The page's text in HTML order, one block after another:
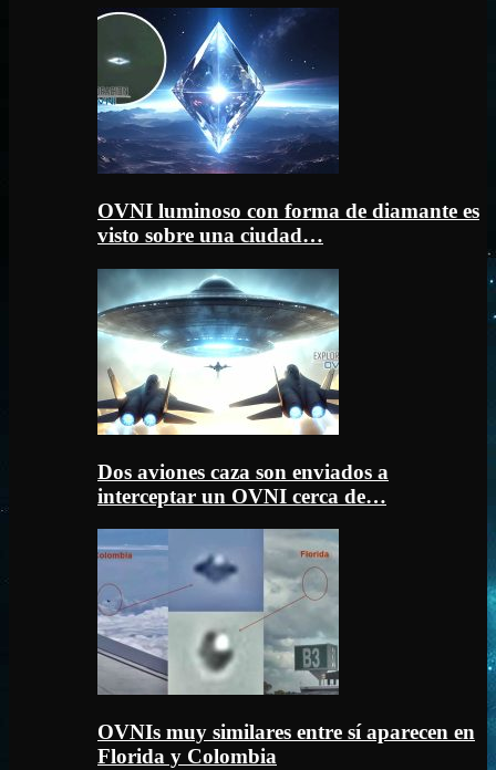
OVNI luminoso con forma de diamante es
visto sobre una ciudad…
Dos aviones caza son enviados a
interceptar un OVNI cerca de…
OVNIs muy similares entre sí aparecen en
Florida y Colombia